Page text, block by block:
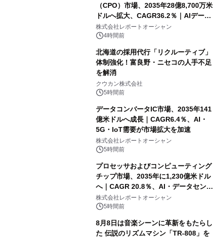
（CPO）市場、2035年28億8,700万米
ドルへ拡大、CAGR36.2％｜AIデータ
センター・高速光通信需要が成長を加
速
株式会社レポートオーシャン
4時間前
北海道の採用代行「リクルーティブ」
体制強化！富良野・ニセコの人手不足
を解消
クウカン株式会社
5時間前
データコンバータIC市場、2035年141
億米ドルへ成長｜CAGR6.4％、AI・
5G・IoT需要が市場拡大を加速
株式会社レポートオーシャン
5時間前
プロセッサおよびコンピューティング
チップ市場、2035年に1,230億米ドル
へ｜CAGR 20.8％、AI・データセンタ
ー需要が成長を牽引
株式会社レポートオーシャン
5時間前
8月8日は音楽シーンに革新をもたらし
た 伝説のリズムマシン「TR-808」を